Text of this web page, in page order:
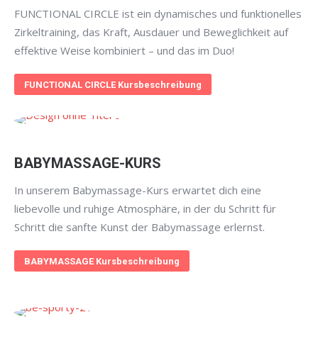
FUNCTIONAL CIRCLE ist ein dynamisches und funktionelles
Zirkeltraining, das Kraft, Ausdauer und Beweglichkeit auf
effektive Weise kombiniert – und das im Duo!
FUNCTIONAL CIRCLE Kursbeschreibung
BABYMASSAGE-KURS
In unserem Babymassage-Kurs erwartet dich eine
liebevolle und ruhige Atmosphäre, in der du Schritt für
Schritt die sanfte Kunst der Babymassage erlernst.
BABYMASSAGE Kursbeschreibung